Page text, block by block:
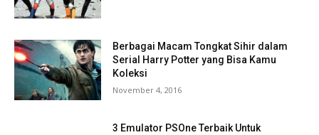
Berbagai Macam Tongkat Sihir dalam
Serial Harry Potter yang Bisa Kamu
Koleksi
November 4, 2016
3 Emulator PSOne Terbaik Untuk